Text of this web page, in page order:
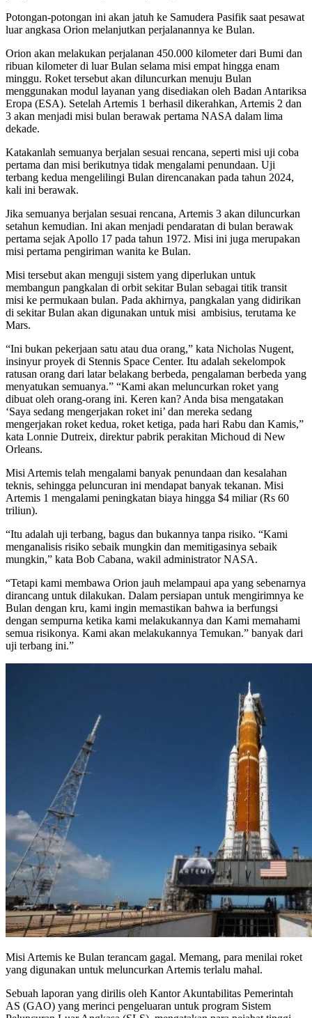
Potongan-potongan ini akan jatuh ke Samudera Pasifik saat pesawat
luar angkasa Orion melanjutkan perjalanannya ke Bulan.
Orion akan melakukan perjalanan 450.000 kilometer dari Bumi dan
ribuan kilometer di luar Bulan selama misi empat hingga enam
minggu. Roket tersebut akan diluncurkan menuju Bulan
menggunakan modul layanan yang disediakan oleh Badan Antariksa
Eropa (ESA). Setelah Artemis 1 berhasil dikerahkan, Artemis 2 dan
3 akan menjadi misi bulan berawak pertama NASA dalam lima
dekade.
Katakanlah semuanya berjalan sesuai rencana, seperti misi uji coba
pertama dan misi berikutnya tidak mengalami penundaan. Uji
terbang kedua mengelilingi Bulan direncanakan pada tahun 2024,
kali ini berawak.
Jika semuanya berjalan sesuai rencana, Artemis 3 akan diluncurkan
setahun kemudian. Ini akan menjadi pendaratan di bulan berawak
pertama sejak Apollo 17 pada tahun 1972. Misi ini juga merupakan
misi pertama pengiriman wanita ke Bulan.
Misi tersebut akan menguji sistem yang diperlukan untuk
membangun pangkalan di orbit sekitar Bulan sebagai titik transit
misi ke permukaan bulan. Pada akhirnya, pangkalan yang didirikan
di sekitar Bulan akan digunakan untuk misi ambisius, terutama ke
Mars.
“Ini bukan pekerjaan satu atau dua orang,” kata Nicholas Nugent,
insinyur proyek di Stennis Space Center. Itu adalah sekelompok
ratusan orang dari latar belakang berbeda, pengalaman berbeda yang
menyatukan semuanya.” “Kami akan meluncurkan roket yang
dibuat oleh orang-orang ini. Keren kan? Anda bisa mengatakan
‘Saya sedang mengerjakan roket ini’ dan mereka sedang
mengerjakan roket kedua, roket ketiga, pada hari Rabu dan Kamis,”
kata Lonnie Dutreix, direktur pabrik perakitan Michoud di New
Orleans.
Misi Artemis telah mengalami banyak penundaan dan kesalahan
teknis, sehingga peluncuran ini mendapat banyak tekanan. Misi
Artemis 1 mengalami peningkatan biaya hingga $4 miliar (Rs 60
triliun).
“Itu adalah uji terbang, bagus dan bukannya tanpa risiko. “Kami
menganalisis risiko sebaik mungkin dan memitigasinya sebaik
mungkin,” kata Bob Cabana, wakil administrator NASA.
“Tetapi kami membawa Orion jauh melampaui apa yang sebenarnya
dirancang untuk dilakukan. Dalam persiapan untuk mengirimnya ke
Bulan dengan kru, kami ingin memastikan bahwa ia berfungsi
dengan sempurna ketika kami melakukannya dan Kami memahami
semua risikonya. Kami akan melakukannya Temukan.” banyak dari
uji terbang ini.”
Misi Artemis ke Bulan terancam gagal. Memang, para menilai roket
yang digunakan untuk meluncurkan Artemis terlalu mahal.
Sebuah laporan yang dirilis oleh Kantor Akuntabilitas Pemerintah
AS (GAO) yang merinci pengeluaran untuk program Sistem